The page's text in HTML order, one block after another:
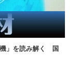
機」を読み解く 国